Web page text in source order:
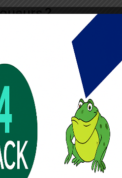
?
combiné à une libération de
Cette réponse neurochimique
de décrocher le gros lot
Hall of Gods
(plus de 10 M $ en
inévitable. Les
gains colossaux alimente le
dépasser leurs limites budgétaires, à
saine et sur‑engagement devient